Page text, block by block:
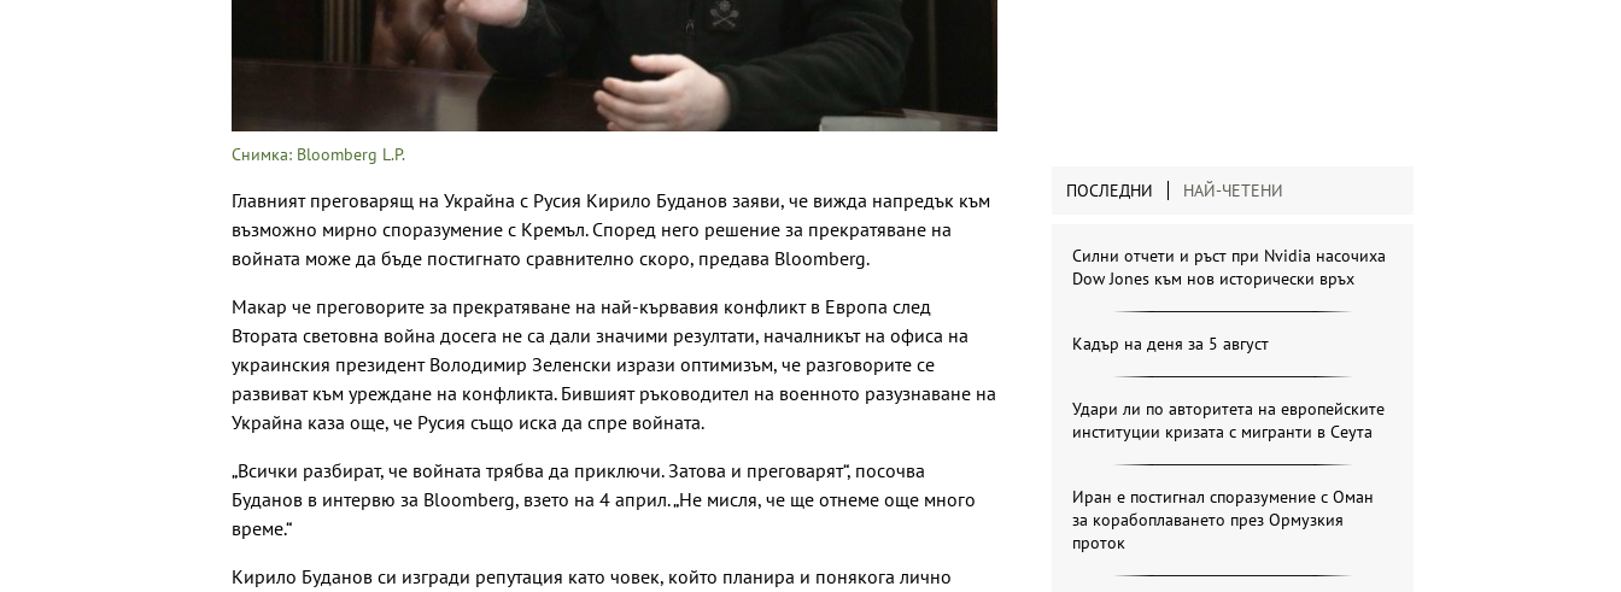
Снимка: Bloomberg L.P.
Главният преговарящ на Украйна с Русия Кирило Буданов заяви, че вижда напредък към
възможно мирно споразумение с Кремъл. Според него решение за прекратяване на
войната може да бъде постигнато сравнително скоро, предава Bloomberg.
Макар че преговорите за прекратяване на най-кървавия конфликт в Европа след
Втората световна война досега не са дали значими резултати, началникът на офиса на
украинския президент Володимир Зеленски изрази оптимизъм, че разговорите се
развиват към уреждане на конфликта. Бившият ръководител на военното разузнаване на
Украйна каза още, че Русия също иска да спре войната.
„Всички разбират, че войната трябва да приключи. Затова и преговарят“, посочва
Буданов в интервю за Bloomberg, взето на 4 април. „Не мисля, че ще отнеме още много
време.“
Кирило Буданов си изгради репутация като човек, който планира и понякога лично
ПОСЛЕДНИ НАЙ-ЧЕТЕНИ
Силни отчети и ръст при Nvidia насочиха
Dow Jones към нов исторически връх
Кадър на деня за 5 август
Удари ли по авторитета на европейските
институции кризата с мигранти в Сеута
Иран е постигнал споразумение с Оман
за корабоплаването през Ормузкия
проток